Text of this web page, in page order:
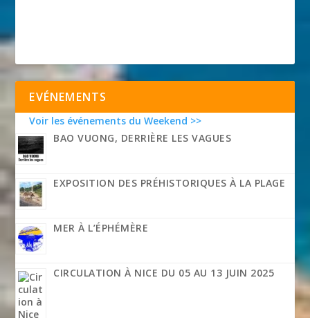
EVÉNEMENTS
Voir les événements du Weekend >>
BAO VUONG, DERRIÈRE LES VAGUES
EXPOSITION DES PRÉHISTORIQUES À LA PLAGE
MER À L’ÉPHÉMÈRE
CIRCULATION À NICE DU 05 AU 13 JUIN 2025